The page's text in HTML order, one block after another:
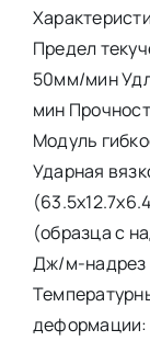
Предел
50мм/мин
мин
Модуль
Ударная
(образца с
Дж/м-надрез
деформации: